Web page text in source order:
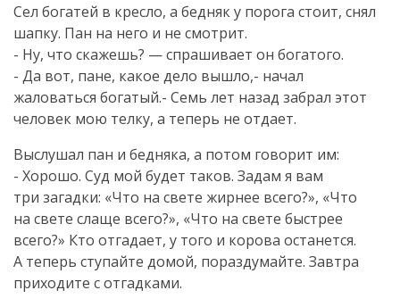
Сел богатей в кресло, а бедняк у порога стоит, снял
шапку. Пан на него и не смотрит.
- Ну, что скажешь? — спрашивает он богатого.
- Да вот, пане, какое дело вышло,- начал
жаловаться богатый.- Семь лет назад забрал этот
человек мою телку, а теперь не отдает.
Выслушал пан и бедняка, а потом говорит им:
- Хорошо. Суд мой будет таков. Задам я вам
три загадки: «Что на свете жирнее всего?», «Что
на свете слаще всего?», «Что на свете быстрее
всего?» Кто отгадает, у того и корова останется.
А теперь ступайте домой, пораздумайте. Завтра
приходите с отгадками.